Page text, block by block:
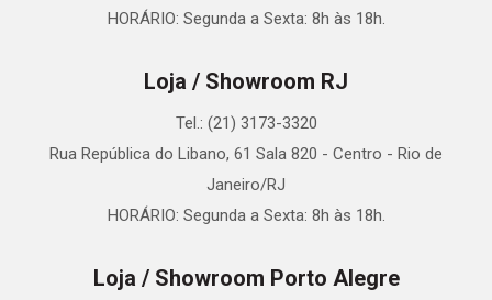
HORÁRIO: Segunda a Sexta: 8h às 18h.
Loja / Showroom RJ
Tel.: (21) 3173-3320
Rua República do Libano, 61 Sala 820 - Centro - Rio de
Janeiro/RJ
HORÁRIO: Segunda a Sexta: 8h às 18h.
Loja / Showroom Porto Alegre